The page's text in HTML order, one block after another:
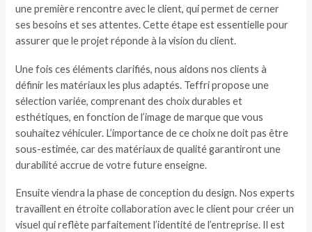
une première rencontre avec le client, qui permet de cerner
ses besoins et ses attentes. Cette étape est essentielle pour
assurer que le projet réponde à la vision du client.
Une fois ces éléments clarifiés, nous aidons nos clients à
définir les matériaux les plus adaptés. Teffri propose une
sélection variée, comprenant des choix durables et
esthétiques, en fonction de l’image de marque que vous
souhaitez véhiculer. L’importance de ce choix ne doit pas être
sous-estimée, car des matériaux de qualité garantiront une
durabilité accrue de votre future enseigne.
Ensuite viendra la phase de conception du design. Nos experts
travaillent en étroite collaboration avec le client pour créer un
visuel qui reflète parfaitement l’identité de l’entreprise. Il est